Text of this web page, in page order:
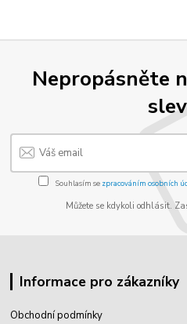
Nepropásněte
Souhlasím se zpracováním osobních
Můžete se kdykoli odhlásit.
Informace pro zákazníky
Obchodní podmínky